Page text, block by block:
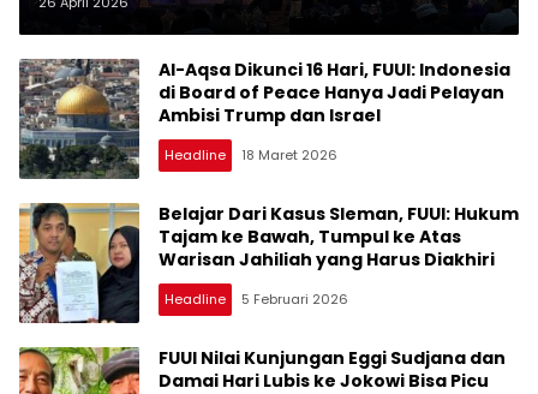
Al-Aqsa Dikunci 16 Hari, FUUI: Indonesia
di Board of Peace Hanya Jadi Pelayan
Ambisi Trump dan Israel
Headline 18 Maret 2026
Belajar Dari Kasus Sleman, FUUI: Hukum
Tajam ke Bawah, Tumpul ke Atas
Warisan Jahiliah yang Harus Diakhiri
Headline 5 Februari 2026
FUUI Nilai Kunjungan Eggi Sudjana dan
Damai Hari Lubis ke Jokowi Bisa Picu